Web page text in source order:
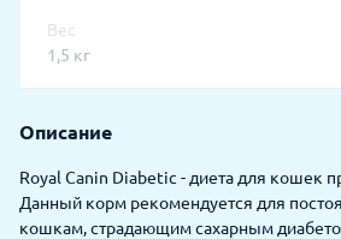
Вес
1,5 кг
Описание
Royal Canin Diabetic - диета для кошек
Данный корм рекомендуется для
кошкам, страдающим сахарным